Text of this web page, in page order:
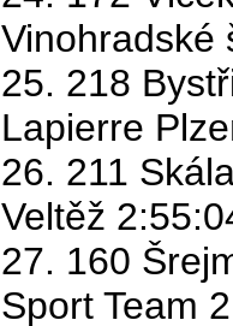
Vinohradské
25. 218
Lapierre
26. 211
Veltěž
27. 160
Sport Team